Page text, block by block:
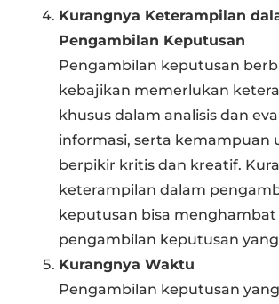
Kurangnya Keterampilan
Pengambilan Keputusan
Pengambilan keputusan
kebajikan memerlukan
khusus dalam analisis dan
informasi, serta kemampuan
berpikir kritis dan kreatif.
keterampilan dalam
keputusan bisa menghambat
pengambilan keputusan
Kurangnya Waktu
Pengambilan keputusan